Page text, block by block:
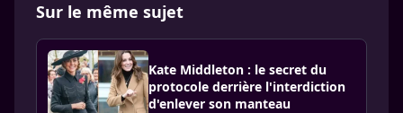
Sur le même sujet
Kate Middleton : le secret du
protocole derrière l'interdiction
d'enlever son manteau